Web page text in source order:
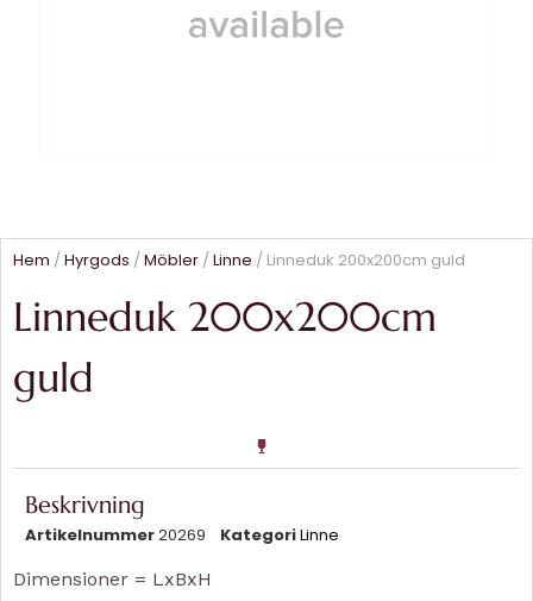
Hem /Hyrgods /Möbler /Linne / Linneduk 200x200cm guld
Linneduk 200x200cm
guld
Beskrivning
Artikelnummer20269 KategoriLinne
Dimensioner = LxBxH